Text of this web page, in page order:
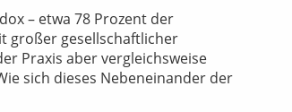
– etwa 78 Prozent der
großer gesellschaftlicher
Praxis aber vergleichsweise
sich dieses Nebeneinander der